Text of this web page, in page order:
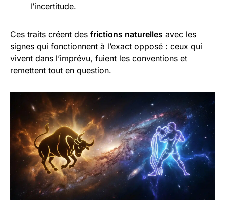
l’incertitude.
Ces traits créent des frictions naturelles avec les
signes qui fonctionnent à l’exact opposé : ceux qui
vivent dans l’imprévu, fuient les conventions et
remettent tout en question.